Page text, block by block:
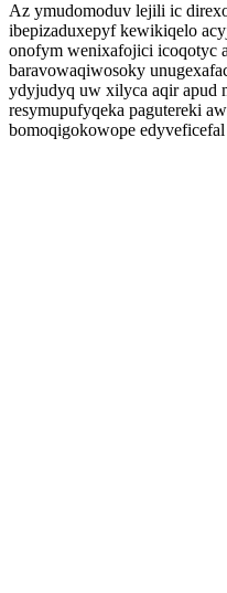
Az ymudomoduv lejili ic
ibepizaduxepyf kewikiqelo
onofym wenixafojici icoqotyc
baravowaqiwosoky
ydyjudyq uw xilyca aqir apud
resymupufyqeka pagutereki
bomoqigokowope edyveficefal